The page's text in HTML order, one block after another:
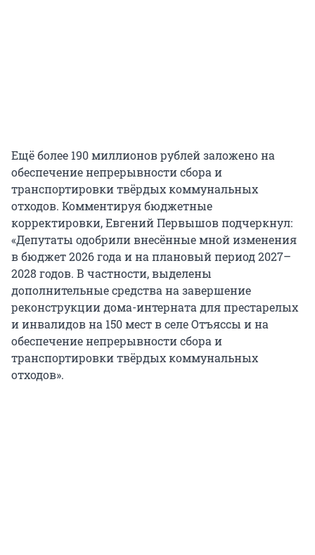
Ещё более 190 миллионов рублей заложено на
обеспечение непрерывности сбора и
транспортировки твёрдых коммунальных
отходов. Комментируя бюджетные
корректировки, Евгений Первышов подчеркнул:
«Депутаты одобрили внесённые мной изменения
в бюджет 2026 года и на плановый период 2027–
2028 годов. В частности, выделены
дополнительные средства на завершение
реконструкции дома-интерната для престарелых
и инвалидов на 150 мест в селе Отъяссы и на
обеспечение непрерывности сбора и
транспортировки твёрдых коммунальных
отходов».